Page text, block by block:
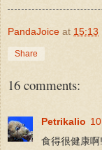
PandaJoice at 15:13
Share
16 comments:
Petrikalio
食得很健康